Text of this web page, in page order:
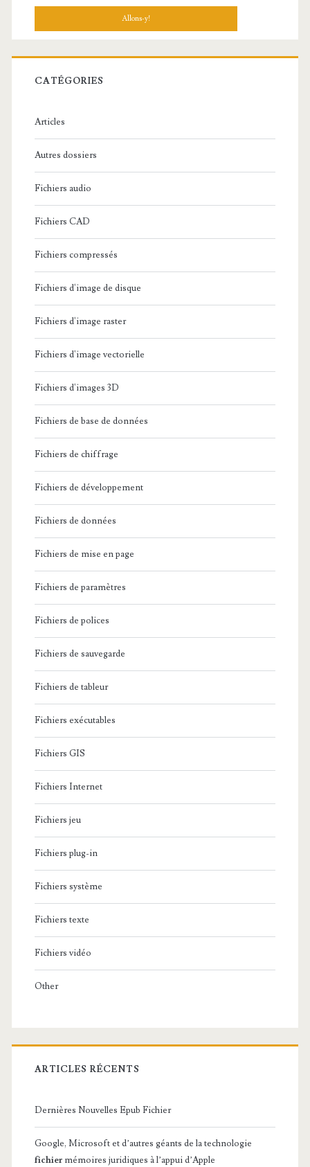
h
r
c
:
CATÉGORIES
Articles
Autres dossiers
Fichiers audio
Fichiers CAD
Fichiers compressés
Fichiers d'image de disque
Fichiers d'image raster
Fichiers d'image vectorielle
Fichiers d'images 3D
Fichiers de base de données
Fichiers de chiffrage
Fichiers de développement
Fichiers de données
Fichiers de mise en page
Fichiers de paramètres
Fichiers de polices
Fichiers de sauvegarde
Fichiers de tableur
Fichiers exécutables
Fichiers GIS
Fichiers Internet
Fichiers jeu
Fichiers plug-in
Fichiers système
Fichiers texte
Fichiers vidéo
Other
ARTICLES RÉCENTS
Dernières Nouvelles Epub Fichier
Google, Microsoft et d’autres géants de la technologie
fichier mémoires juridiques à l’appui d’Apple